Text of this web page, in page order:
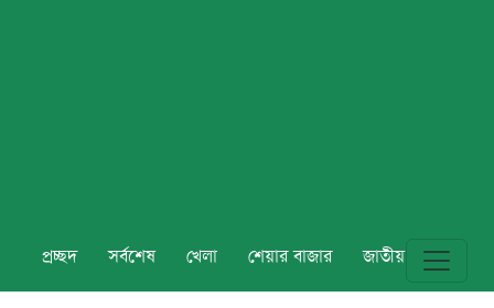
প্রচ্ছদ সর্বশেষ খেলা শেয়ার বাজার জাতীয় বিশ্ব